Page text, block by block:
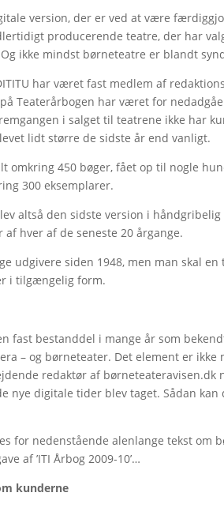
version, der er ved at være
producerende teatre, der har
ikke mindst børneteatre er blandt
har været fast medlem af
Teaterårbogen har været for
i salget til teatrene ikke har
lidt større de sidste år end vanligt.
omkring 450 bøger, fået op til nogle
300 eksemplarer.
altså den sidste version i
hver af de seneste 20 årgange.
udgivere siden 1948, men man skal
i tilgængelig form.
fast bestanddel i mange år som
– og børneteater. Det element er ikke
redaktør af børneteateravisen.dk
nye digitale tider blev taget. Sådan kan
for nedenstående alenlange tekst om
af ’ITI Årbog 2009-10’…
kunderne